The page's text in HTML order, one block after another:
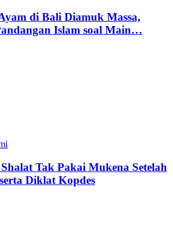
di Bali Diamuk Massa,
Islam soal Main…
Tak Pakai Mukena Setelah
Diklat Kopdes